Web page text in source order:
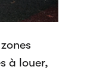
à louer,